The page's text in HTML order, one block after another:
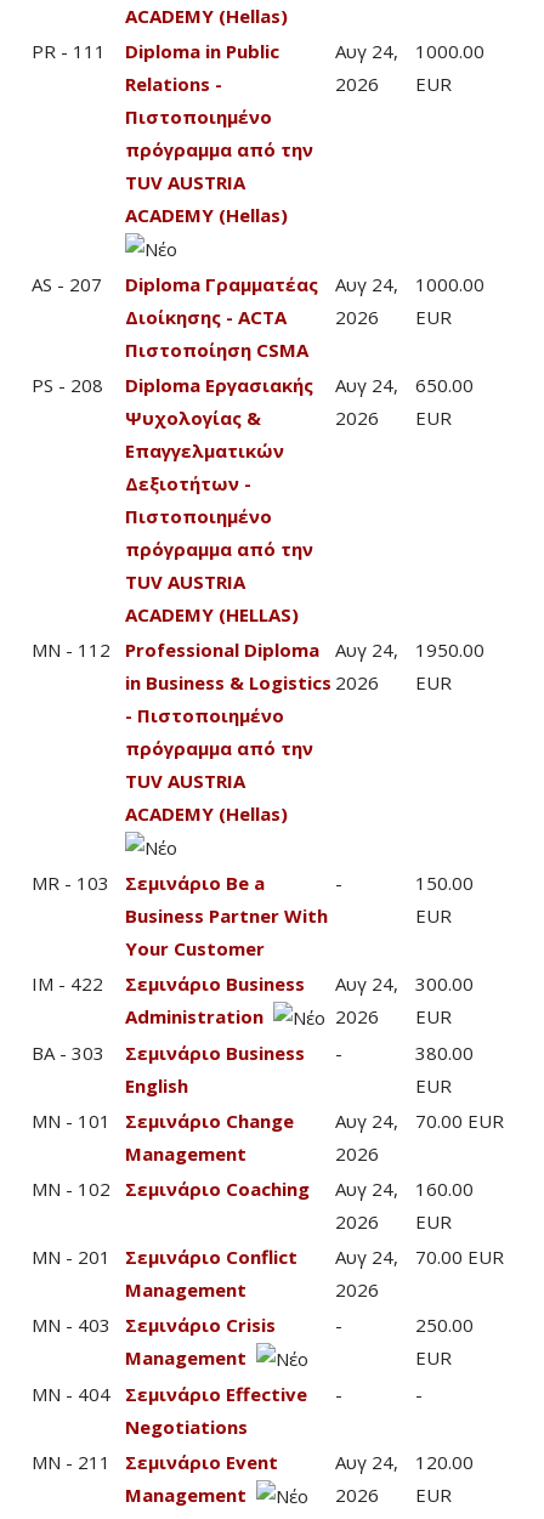
ACADEMY (Hellas)
PR - 111
Diploma in Public
Relations -
Πιστοποιημένο
πρόγραμμα από την
TUV AUSTRIA
ACADEMY (Hellas)
Αυγ 24,
2026
1000.00
EUR
AS - 207
Diploma Γραμματέας
Διοίκησης - ACTA
Πιστοποίηση CSMA
Αυγ 24,
2026
1000.00
EUR
PS - 208
Diploma Εργασιακής
Ψυχολογίας &
Επαγγελματικών
Δεξιοτήτων -
Πιστοποιημένο
πρόγραμμα από την
TUV AUSTRIA
ACADEMY (HELLAS)
Αυγ 24,
2026
650.00
EUR
MN - 112
Professional Diploma
in Business & Logistics
- Πιστοποιημένο
πρόγραμμα από την
TUV AUSTRIA
ACADEMY (Hellas)
Αυγ 24,
2026
1950.00
EUR
MR - 103
Σεμινάριο Be a
Business Partner With
Your Customer
-
150.00
EUR
IM - 422
Σεμινάριο Business
Administration
Αυγ 24,
2026
300.00
EUR
BA - 303
Σεμινάριο Business
English
-
380.00
EUR
MN - 101
Σεμινάριο Change
Management
Αυγ 24,
2026
70.00 EUR
MN - 102 Σεμινάριο Coaching
Αυγ 24,
2026
160.00
EUR
MN - 201
Σεμινάριο Conflict
Management
Αυγ 24,
2026
70.00 EUR
MN - 403
Σεμινάριο Crisis
Management
-
250.00
EUR
MN - 404
Σεμινάριο Effective
Negotiations
- -
MN - 211
Σεμινάριο Event
Management
Αυγ 24,
2026
120.00
EUR